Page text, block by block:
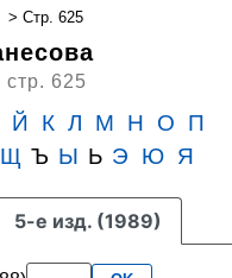
> Стр. 625
стр. 625
Й К Л М Н О
П
Щ Ъ Ы Ь Э Ю Я
5-е изд. (1989)